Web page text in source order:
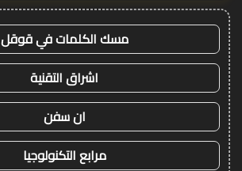
مسك الكلمات في قوقل
اشراق التقنية
ان سفن
مرابع التكنولوجيا